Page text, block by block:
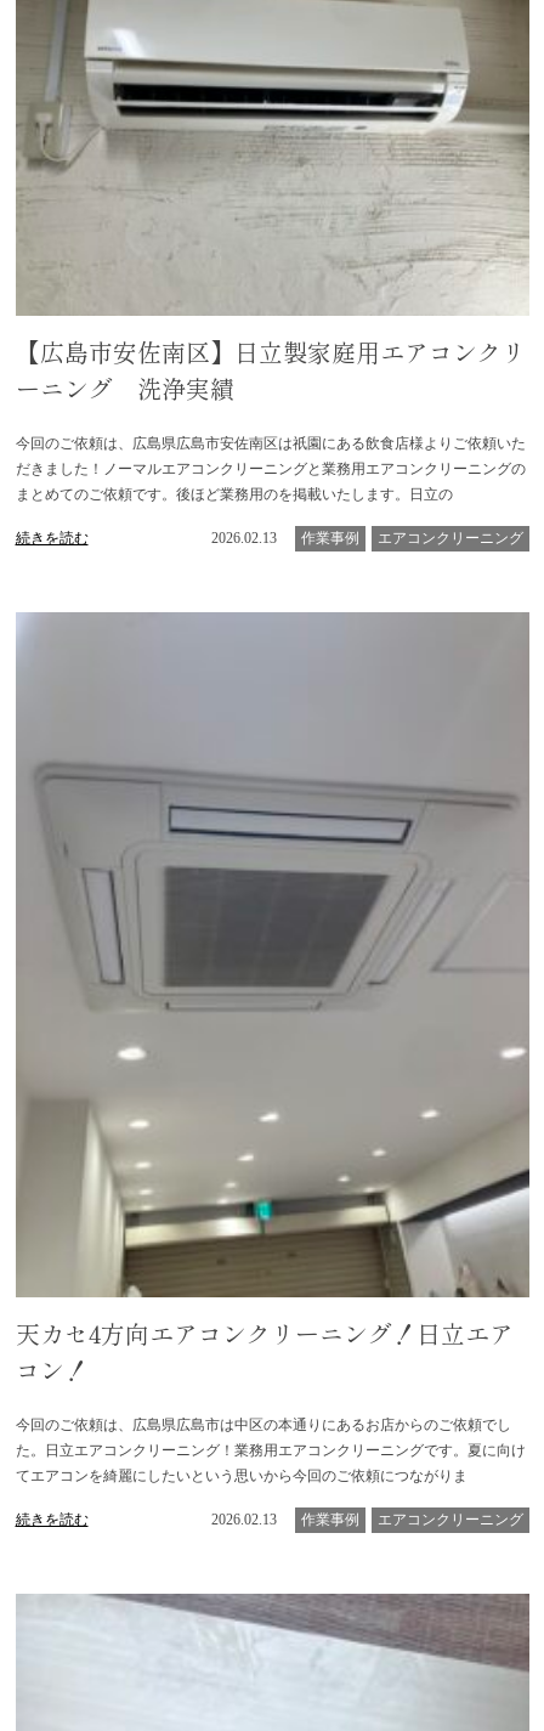
【広島市安佐南区】日立製家庭用エアコンクリ
ーニング 洗浄実績
今回のご依頼は、広島県広島市安佐南区は祇園にある飲食店様よりご依頼いた
だきました！ノーマルエアコンクリーニングと業務用エアコンクリーニングの
まとめてのご依頼です。後ほど業務用のを掲載いたします。日立の
続きを読む 2026.02.13 作業事例 エアコンクリーニング
天カセ4方向エアコンクリーニング！日立エア
コン！
今回のご依頼は、広島県広島市は中区の本通りにあるお店からのご依頼でし
た。日立エアコンクリーニング！業務用エアコンクリーニングです。夏に向け
てエアコンを綺麗にしたいという思いから今回のご依頼につながりま
続きを読む 2026.02.13 作業事例 エアコンクリーニング